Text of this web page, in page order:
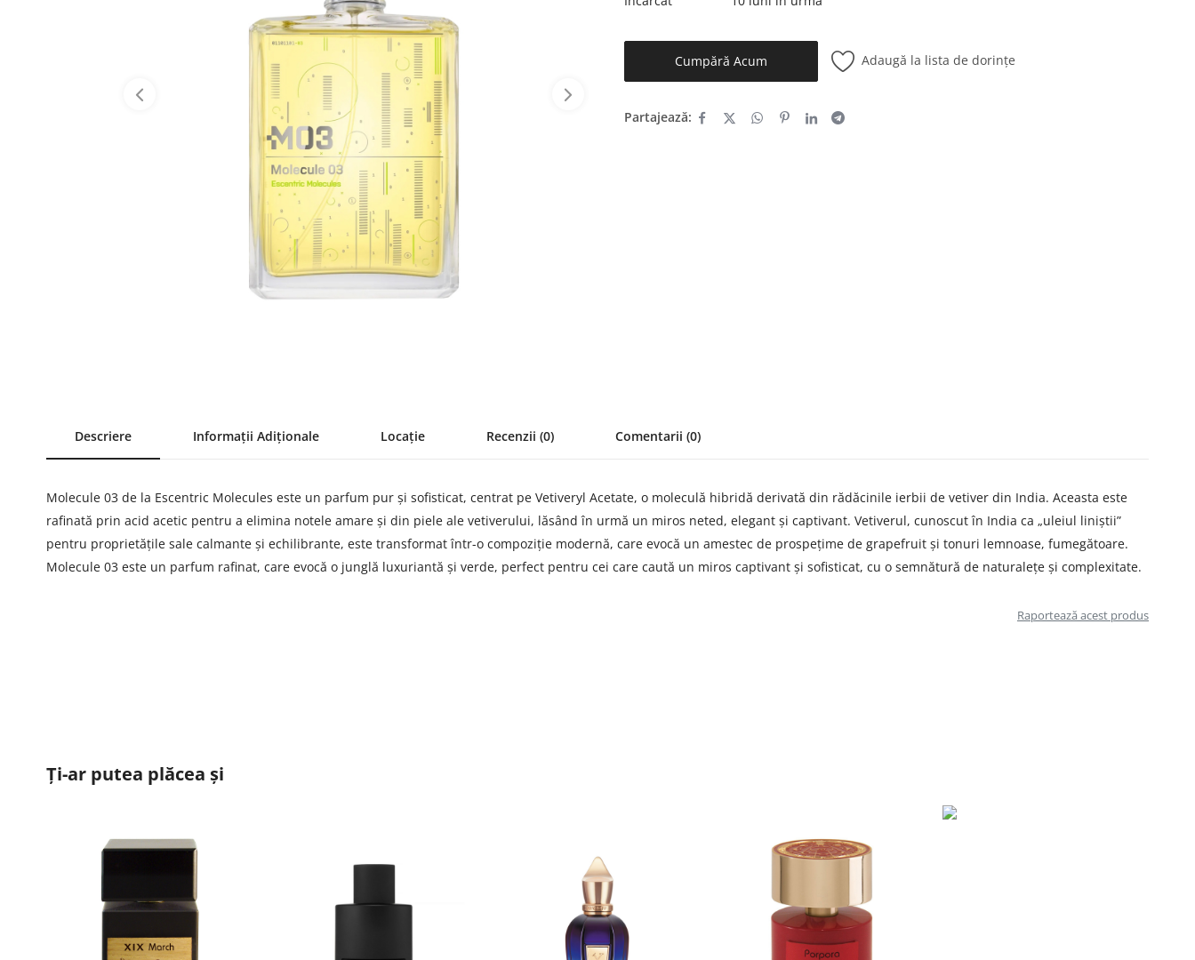
Cumpără Acum Adaugă la lista de dorințe
Partajează:
Descriere Informații Adiționale Locație Recenzii (0) Comentarii (0)
Molecule 03 de la Escentric Molecules este un parfum pur și sofisticat, centrat pe Vetiveryl Acetate, o moleculă hibridă derivată din rădăcinile ierbii de vetiver din India. Aceasta este
rafinată prin acid acetic pentru a elimina notele amare și din piele ale vetiverului, lăsând în urmă un miros neted, elegant și captivant. Vetiverul, cunoscut în India ca „uleiul liniștii”
pentru proprietățile sale calmante și echilibrante, este transformat într-o compoziție modernă, care evocă un amestec de prospețime de grapefruit și tonuri lemnoase, fumegătoare.
Molecule 03 este un parfum rafinat, care evocă o junglă luxuriantă și verde, perfect pentru cei care caută un miros captivant și sofisticat, cu o semnătură de naturalețe și complexitate.
Raportează acest produs
Ți-ar putea plăcea și